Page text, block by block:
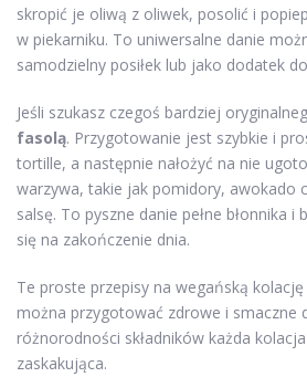
skropić je oliwą z oliwek, posolić i
w piekarniku. To uniwersalne danie
samodzielny posiłek lub jako dodatek
Jeśli szukasz czegoś bardziej
fasolą. Przygotowanie jest szybkie i
tortille, a następnie nałożyć na nie
warzywa, takie jak pomidory, awokado
salsę. To pyszne danie pełne błonnika i
się na zakończenie dnia.
Te proste przepisy na wegańską
można przygotować zdrowe i smaczne
różnorodności składników każda
zaskakująca.